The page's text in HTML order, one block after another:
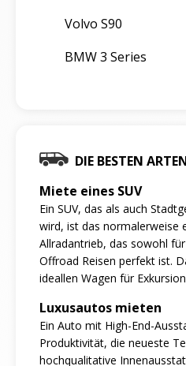
Volvo S90
BMW 3 Series
DIE BESTEN
Miete eines SUV
Ein SUV, das als auch
wird, ist das normalerweise
Allradantrieb, das sowohl
Offroad Reisen perfekt ist.
ideallen Wagen für
Luxusautos mieten
Ein Auto mit High-End-
Produktivität, die neueste
hochqualitative